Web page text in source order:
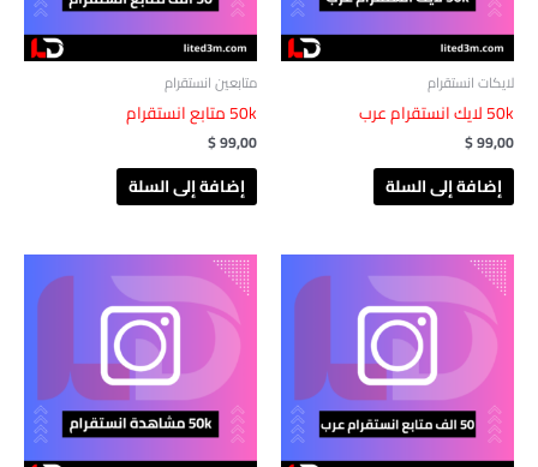
لايكات انستقرام
50k لايك انستقرام عرب
$99,00
إضافة إلى السلة
متابعين انستقرام
50k متابع انستقرام
$99,00
إضافة إلى السلة